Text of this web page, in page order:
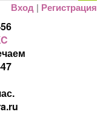
Вход | Регистрация